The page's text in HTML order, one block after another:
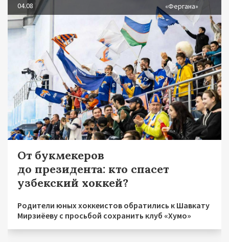
04.08 «Фергана»
От букмекеров
до президента: кто спасет
узбекский хоккей?
Родители юных хоккеистов обратились к Шавкату
Мирзиёеву с просьбой сохранить клуб «Хумо»